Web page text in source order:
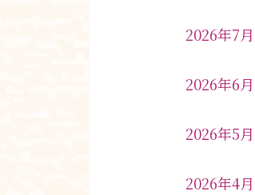
2026年7月
2026年6月
2026年5月
2026年4月